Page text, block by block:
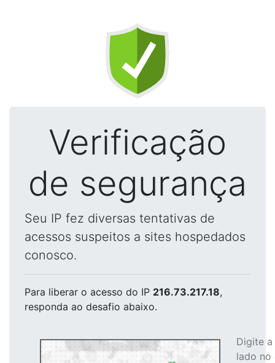
Verificação
de segurança
Seu IP fez diversas tentativas de
acessos suspeitos a sites hospedados
conosco.
Para liberar o acesso do IP 216.73.217.18,
responda ao desafio abaixo.
Digite
lado no